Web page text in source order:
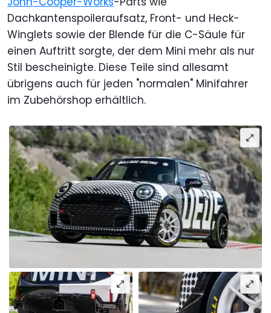
Dachkantenspoileraufsatz, Front- und Heck-
Winglets sowie der Blende für die C-Säule für
einen Auftritt sorgte, der dem Mini mehr als nur
Stil bescheinigte. Diese Teile sind allesamt
übrigens auch für jeden "normalen" Minifahrer
im Zubehörshop erhältlich.